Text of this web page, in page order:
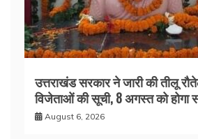
उत्तराखंड सरकार ने जारी की तीलू
विजेताओं की सूची, 8 अगस्त को होगा
August 6, 2026